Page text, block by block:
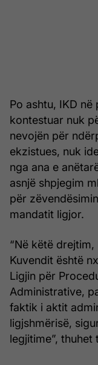
Po ashtu, IKD
kontestuar nuk
nevojën për
ekzistues, nuk
nga ana e
asnjë shpjegim
për
mandatit ligjor.
“Në këtë
Kuvendit është
Ligjin për
Administrative,
faktik i aktit
ligjshmërisë,
legjitime”, thuhet